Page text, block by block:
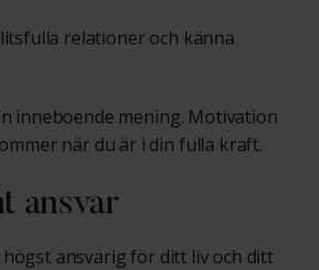
relationer och känna
inneboende mening. Motivation
när du är i din fulla kraft.
ansvar
högst ansvarig för ditt liv och ditt